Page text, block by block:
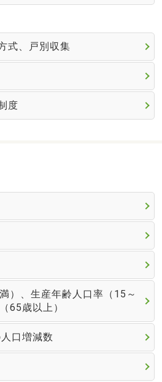
式、戸別収集
度
）、生産年齢人口率（15～
65歳以上）
口増減数